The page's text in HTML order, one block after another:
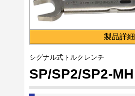
製品詳細
シグナル式トルクレンチ
SP/SP2/SP2-MH